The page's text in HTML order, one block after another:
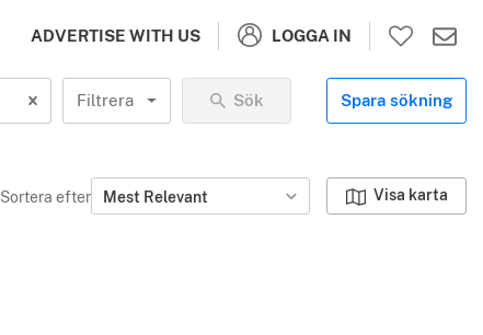
ADVERTISE WITH US LOGGA IN
Filtrera Sök Spara sökning
Sortera efter Mest Relevant Visa karta